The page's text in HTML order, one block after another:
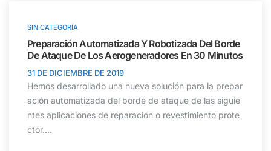
SIN CATEGORÍA
Preparación Automatizada Y Robotizada Del Borde
De Ataque De Los Aerogeneradores En 30 Minutos
31 DE DICIEMBRE DE 2019
Hemos desarrollado una nueva solución para la prepar
ación automatizada del borde de ataque de las siguie
ntes aplicaciones de reparación o revestimiento prote
ctor....